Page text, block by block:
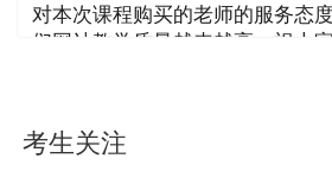
对本次课程购买的老师的服务态
们网站教学质量越来越高。祝大
3位老师，讲的都非常的好
考生关注